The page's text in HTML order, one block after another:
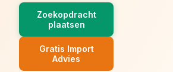
Zoekopdracht
plaatsen
Gratis Import
Advies